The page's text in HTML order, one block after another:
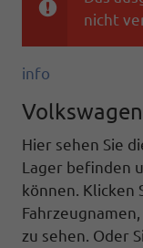
nicht
info
Hier sehen Sie
Lager befinden
können. Klicken
zu sehen. Oder